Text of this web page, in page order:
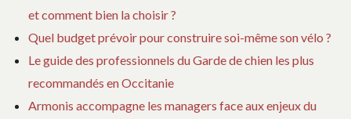
et comment bien la choisir ?
Quel budget prévoir pour construire soi-même son vélo ?
Le guide des professionnels du Garde de chien les plus
recommandés en Occitanie
Armonis accompagne les managers face aux enjeux du